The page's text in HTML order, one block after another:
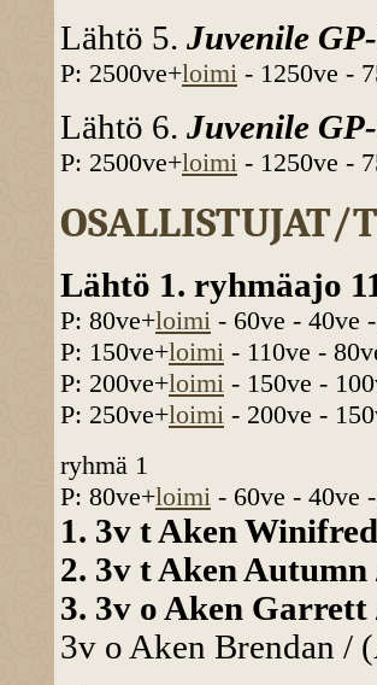
Lähtö 5. Juvenile
P: 2500ve+loimi - 1250ve -
Lähtö 6. Juvenile
P: 2500ve+loimi - 1250ve -
OSALLISTUJAT/
Lähtö 1. ryhmäajo
P: 80ve+loimi - 60ve - 40ve
P: 150ve+loimi - 110ve -
P: 200ve+loimi - 150ve -
P: 250ve+loimi - 200ve -
ryhmä 1
P: 80ve+loimi - 60ve - 40ve
1. 3v t Aken
2. 3v t Aken
3. 3v o Aken
3v o Aken Brendan /